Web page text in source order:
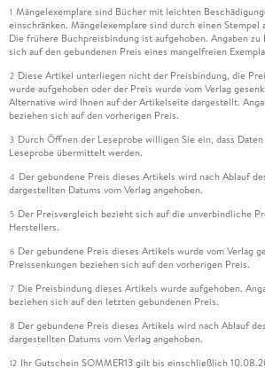
1 Mängelexemplare sind Bücher mit leichten
einschränken. Mängelexemplare sind durch einen Stempel
Die frühere Buchpreisbindung ist aufgehoben. Angaben zu
sich auf den gebundenen Preis eines mangelfreien
2 Diese Artikel unterliegen nicht der Preisbindung, die
wurde aufgehoben oder der Preis wurde vom Verlag
Alternative wird Ihnen auf der Artikelseite dargestellt.
beziehen sich auf den vorherigen Preis.
3 Durch Öffnen der Leseprobe willigen Sie ein, dass
Leseprobe übermittelt werden.
4 Der gebundene Preis dieses Artikels wird nach Ablauf
dargestellten Datums vom Verlag angehoben.
5 Der Preisvergleich bezieht sich auf die unverbindliche
Herstellers.
6 Der gebundene Preis dieses Artikels wurde vom Verlag
Preissenkungen beziehen sich auf den vorherigen Preis.
7 Die Preisbindung dieses Artikels wurde aufgehoben.
beziehen sich auf den letzten gebundenen Preis.
8 Der gebundene Preis dieses Artikels wird nach Ablauf
dargestellten Datums vom Verlag angehoben.
12 Ihr Gutschein SOMMER13 gilt bis einschließlich